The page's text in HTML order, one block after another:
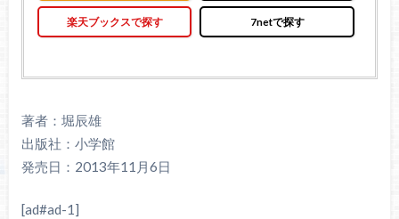
楽天ブックスで探す 7netで探す
著者：堀辰雄
出版社：小学館
発売日：2013年11月6日
[ad#ad-1]